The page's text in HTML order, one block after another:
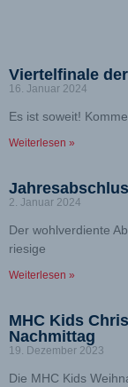
Viertelfinale
16. Januar 2024
Es ist soweit!
Weiterlesen »
2. Januar 2024
Der wohlverdiente
riesige
Weiterlesen »
MHC Kids
Nachmittag
19. Dezember 2023
Die MHC Kids